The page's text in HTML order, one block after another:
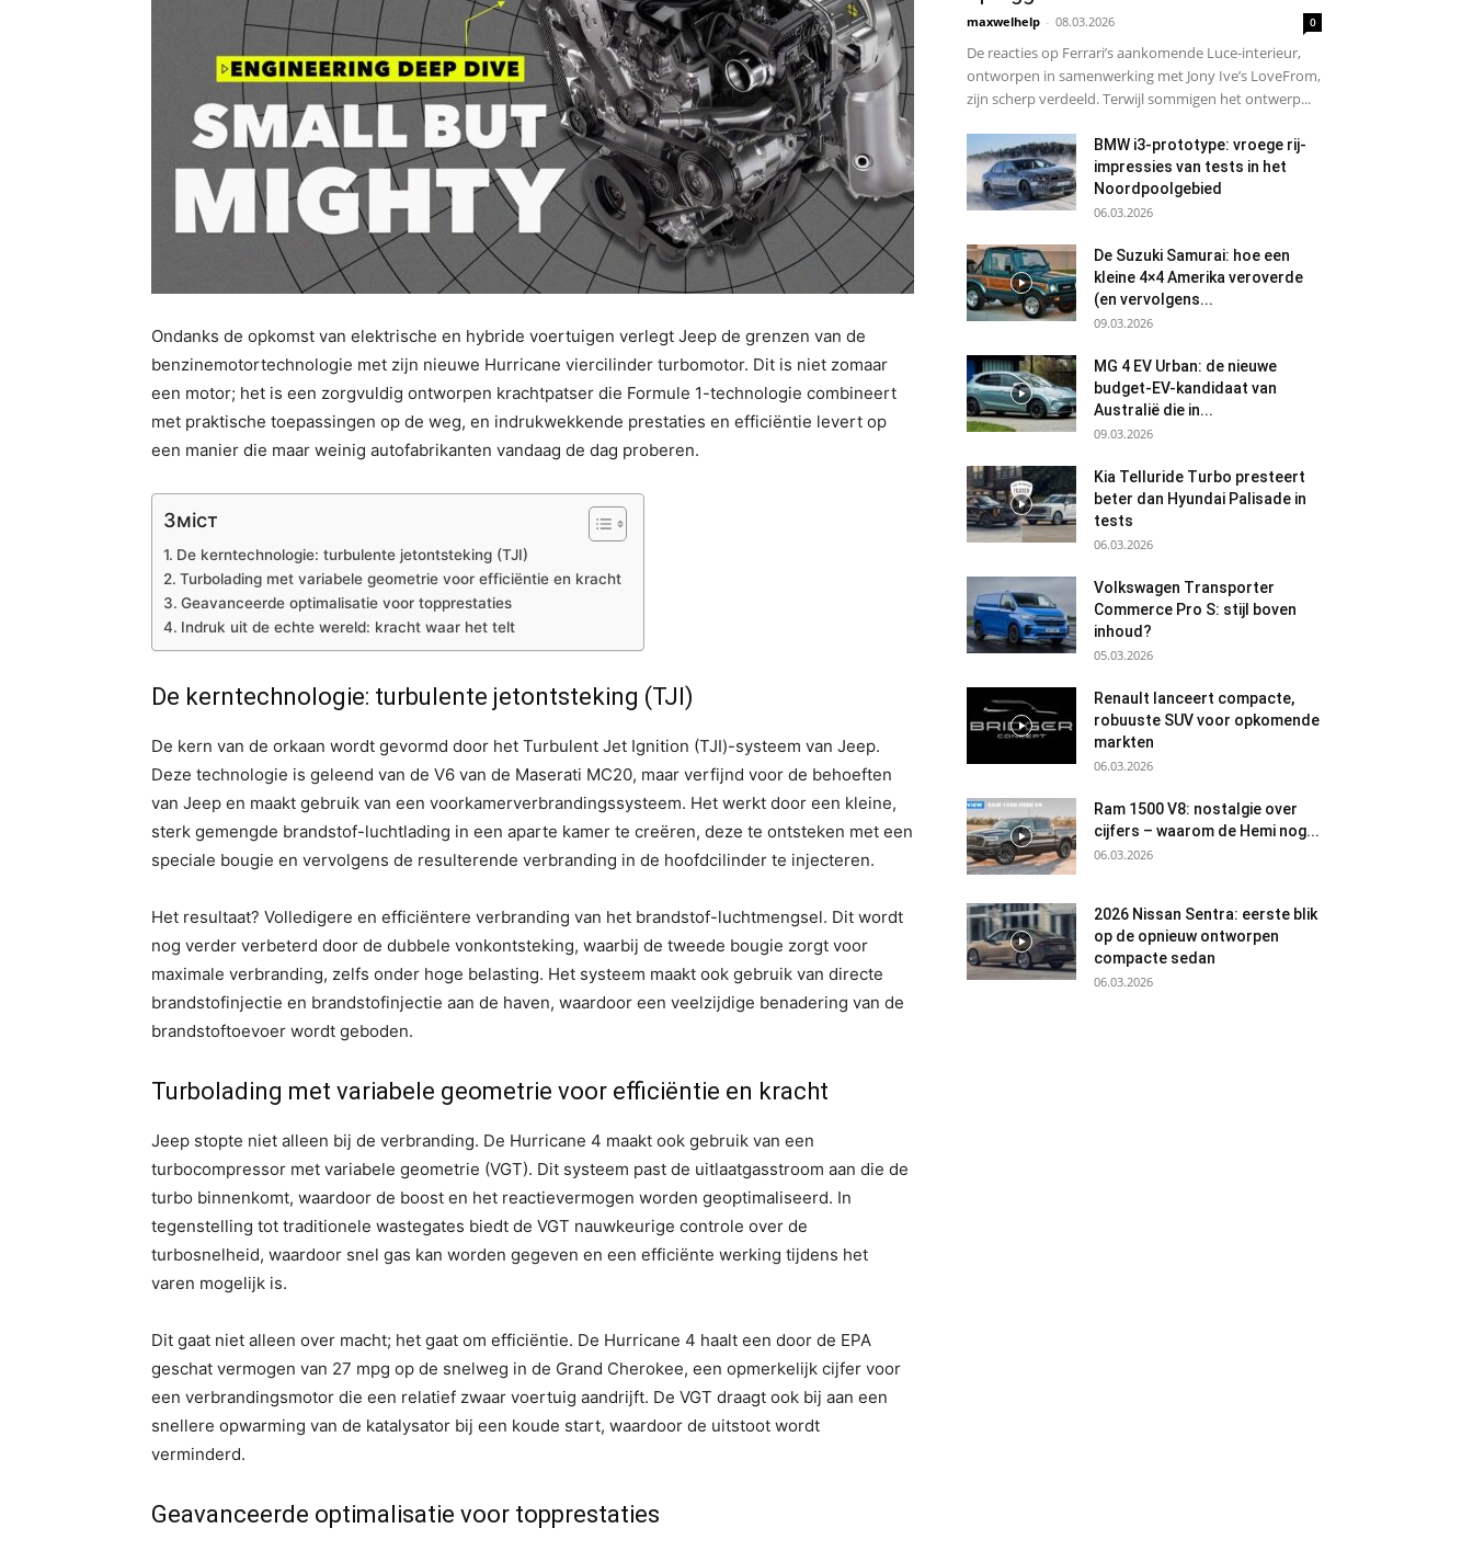
Ondanks de opkomst van elektrische en hybride voertuigen verlegt Jeep de grenzen van de
benzinemotortechnologie met zijn nieuwe Hurricane viercilinder turbomotor. Dit is niet zomaar
een motor; het is een zorgvuldig ontworpen krachtpatser die Formule 1-technologie combineert
met praktische toepassingen op de weg, en indrukwekkende prestaties en efficiëntie levert op
een manier die maar weinig autofabrikanten vandaag de dag proberen.
Зміст
De kerntechnologie: turbulente jetontsteking (TJI)
Turbolading met variabele geometrie voor efficiëntie en kracht
Geavanceerde optimalisatie voor topprestaties
Indruk uit de echte wereld: kracht waar het telt
De kerntechnologie: turbulente jetontsteking (TJI)
De kern van de orkaan wordt gevormd door het Turbulent Jet Ignition (TJI)-systeem van Jeep.
Deze technologie is geleend van de V6 van de Maserati MC20, maar verfijnd voor de behoeften
van Jeep en maakt gebruik van een voorkamerverbrandingssysteem. Het werkt door een kleine,
sterk gemengde brandstof-luchtlading in een aparte kamer te creëren, deze te ontsteken met een
speciale bougie en vervolgens de resulterende verbranding in de hoofdcilinder te injecteren.
Het resultaat? Volledigere en efficiëntere verbranding van het brandstof-luchtmengsel. Dit wordt
nog verder verbeterd door de dubbele vonkontsteking, waarbij de tweede bougie zorgt voor
maximale verbranding, zelfs onder hoge belasting. Het systeem maakt ook gebruik van directe
brandstofinjectie en brandstofinjectie aan de haven, waardoor een veelzijdige benadering van de
brandstoftoevoer wordt geboden.
Turbolading met variabele geometrie voor efficiëntie en kracht
Jeep stopte niet alleen bij de verbranding. De Hurricane 4 maakt ook gebruik van een
turbocompressor met variabele geometrie (VGT). Dit systeem past de uitlaatgasstroom aan die de
turbo binnenkomt, waardoor de boost en het reactievermogen worden geoptimaliseerd. In
tegenstelling tot traditionele wastegates biedt de VGT nauwkeurige controle over de
turbosnelheid, waardoor snel gas kan worden gegeven en een efficiënte werking tijdens het
varen mogelijk is.
Dit gaat niet alleen over macht; het gaat om efficiëntie. De Hurricane 4 haalt een door de EPA
geschat vermogen van 27 mpg op de snelweg in de Grand Cherokee, een opmerkelijk cijfer voor
een verbrandingsmotor die een relatief zwaar voertuig aandrijft. De VGT draagt ​​ook bij aan een
snellere opwarming van de katalysator bij een koude start, waardoor de uitstoot wordt
verminderd.
Geavanceerde optimalisatie voor topprestaties
maxwelhelp - 08.03.2026 0
De reacties op Ferrari’s aankomende Luce-interieur,
ontworpen in samenwerking met Jony Ive’s LoveFrom,
zijn scherp verdeeld. Terwijl sommigen het ontwerp...
BMW i3-prototype: vroege rij-
impressies van tests in het
Noordpoolgebied
06.03.2026
De Suzuki Samurai: hoe een
kleine 4×4 Amerika veroverde
(en vervolgens...
09.03.2026
MG 4 EV Urban: de nieuwe
budget-EV-kandidaat van
Australië die in...
09.03.2026
Kia Telluride Turbo presteert
beter dan Hyundai Palisade in
tests
06.03.2026
Volkswagen Transporter
Commerce Pro S: stijl boven
inhoud?
05.03.2026
Renault lanceert compacte,
robuuste SUV voor opkomende
markten
06.03.2026
Ram 1500 V8: nostalgie over
cijfers – waarom de Hemi nog...
06.03.2026
2026 Nissan Sentra: eerste blik
op de opnieuw ontworpen
compacte sedan
06.03.2026